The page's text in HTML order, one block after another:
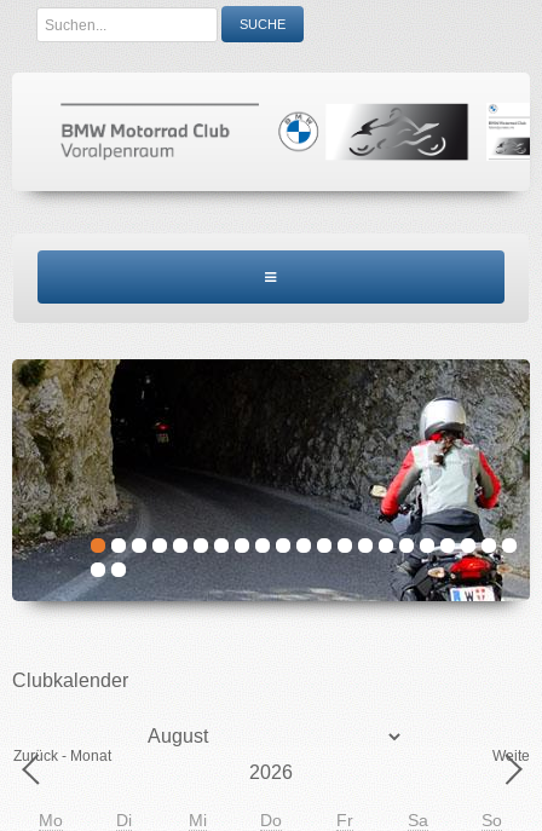
Search
...
SUCHE
CLUBINFO
TERMINE
ACCESSORIES
KONTAKT
IMPRESSUM
Clubkalender
Zurück - Monat
Monat
Weiter
Mo Di Mi Do Fr Sa So